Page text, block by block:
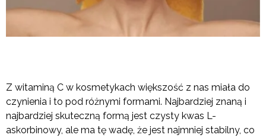
Z witaminą C w kosmetykach większość z nas miała do
czynienia i to pod różnymi formami. Najbardziej znaną i
najbardziej skuteczną formą jest czysty kwas L-
askorbinowy, ale ma tę wadę, że jest najmniej stabilny, co